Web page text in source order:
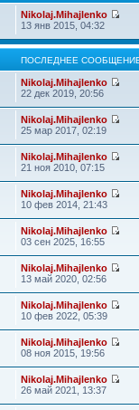
Nikolaj.Mihajlenko
13 янв 2015, 04:32
ПОСЛЕДНЕЕ
Nikolaj.Mihajlenko
22 дек 2019, 20:56
Nikolaj.Mihajlenko
25 мар 2017, 02:19
Nikolaj.Mihajlenko
21 ноя 2010, 07:15
Nikolaj.Mihajlenko
10 фев 2014, 21:43
Nikolaj.Mihajlenko
03 сен 2025, 16:55
Nikolaj.Mihajlenko
13 май 2020, 02:56
Nikolaj.Mihajlenko
10 фев 2022, 05:39
Nikolaj.Mihajlenko
08 ноя 2015, 19:56
Nikolaj.Mihajlenko
26 май 2021, 13:37